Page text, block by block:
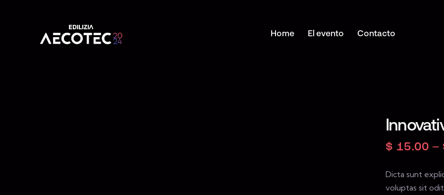
Home El evento Contacto
$ 15.00 –
Dicta sunt
voluptas sit